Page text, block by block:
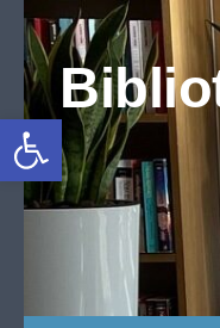
Otwórz pasek narzędzi
Skip to content